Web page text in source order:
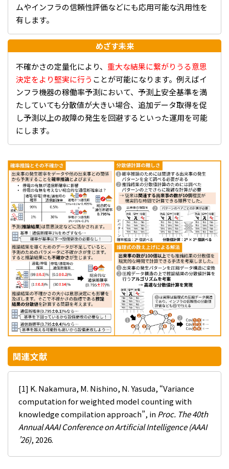
ムやインフラの信頼性評価などにも応用可能な汎用性を
有します。
めざす未来
不確かさの定量化により、 重大な結果に繋がりうる意思
決定をより堅実に行う ことが可能になります。例えばイ
ンフラ機器の稼働率予測において、予測上安全基準を満
たしていても分散値が大きい場合、追加データ取得を促
し予測以上の故障の発生を回避するといった運用を可能
にします。
関連文献
[1] K. Nakamura, M. Nishino, N. Yasuda, “Variance
computation for weighted model counting with
knowledge compilation approach”, inProc. The 40th
Annual AAAI Conference on Artificial Intelligence (AAAI
’26), 2026.